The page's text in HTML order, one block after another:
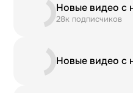
Новые видео с
28к подписчиков
Новые видео с